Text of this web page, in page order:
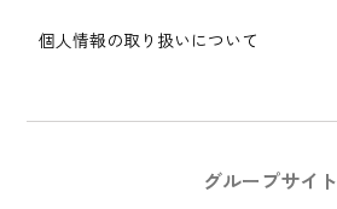
個人情報の取り扱いについて
グループサイト